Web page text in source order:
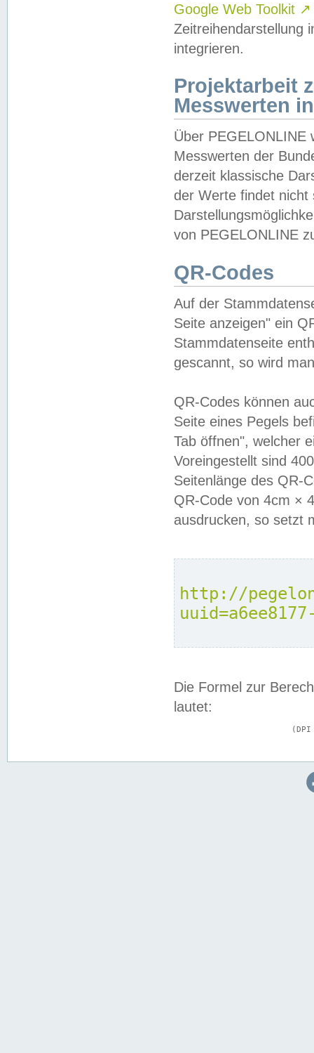
Google Web Toolkit ↗
Zeitreihendarstellung
integrieren.
Projektarbeit
Messwerten
Über PEGELONLINE
Messwerten der
derzeit klassische
der Werte findet
von PEGELONLINE
QR-Codes
Auf der
Seite anzeigen" ein
Stammdatenseite
gescannt, so wird
QR-Codes können
Seite eines Pegels
Tab öffnen", welcher
Voreingestellt sind
Seitenlänge des QR-
QR-Code von 4cm ×
ausdrucken, so setzt
http://
Die Formel zur
lautet: